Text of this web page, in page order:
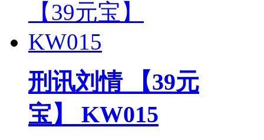
刑讯刘情 【39元
宝】 KW015